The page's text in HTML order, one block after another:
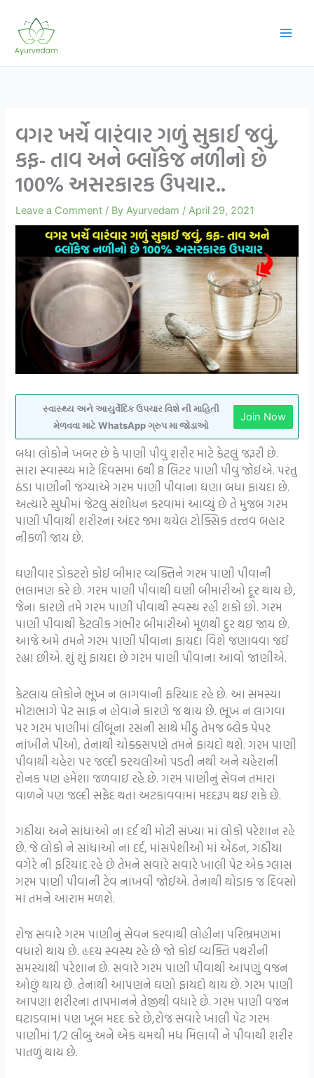
content
વગર ખર્ચે વારંવાર ગળું સુકાઈ જવું,
કફ- તાવ અને બ્લૉકેજ નળીનો છે
100% અસરકારક ઉપચાર..
Leave a Comment / ByAyurvedam /April 29, 2021
સ્વાસ્થ્ય અને આયુર્વેદિક ઉપચાર વિશે ની માહિતી
મેળવવા માટે WhatsApp ગ્રુપ મા જોડાઓ
Join Now
બધા લોકોને ખબર છે કે પાણી પીવું શરીર માટે કેટલું જરૂરી છે.
સારા સ્વાસ્થ્ય માટે દિવસમાં 6થી 8 લિટર પાણી પીવું જોઈએ. પરંતુ
ઠંડા પાણીની જગ્યાએ ગરમ પાણી પીવાના ઘણા બધા ફાયદા છે.
અત્યારે સુધીમાં જેટલુ સંશોધન કરવામાં આવ્યું છે તે મુજબ ગરમ
પાણી પીવાથી શરીરના અંદર જમા થયેલ ટોક્સિક તત્ત્તવ બહાર
નીકળી જાય છે.
ઘણીવાર ડોકટરો કોઈ બીમાર વ્યક્તિને ગરમ પાણી પીવાની
ભલામણ કરે છે. ગરમ પાણી પીવાથી ઘણી બીમારીઓ દૂર થાય છે,
જેના કારણે તમે ગરમ પાણી પીવાથી સ્વસ્થ રહી શકો છો. ગરમ
પાણી પીવાથી કેટલીક ગંભીર બીમારીઓ મૂળથી દુર થઇ જાય છે.
આજે અમે તમને ગરમ પાણી પીવાના ફાયદા વિશે જણાવવા જઈ
રહ્યા છીએ. શું શું ફાયદા છે ગરમ પાણી પીવાના આવો જાણીએ.
કેટલાય લોકોને ભૂખ ન લાગવાની ફરિયાદ રહે છે. આ સમસ્યા
મોટાભાગે પેટ સાફ ન હોવાને કારણે જ થાય છે. ભૂખ ન લાગવા
પર ગરમ પાણીમાં લીંબૂના રસની સાથે મીઠુ તેમજ બ્લેક પેપર
નાંખીને પીઓ, તેનાથી ચોક્કસપણે તમને ફાયદો થશે. ગરમ પાણી
પીવાથી ચહેરા પર જલ્દી કરચલીઓ પડતી નથી અને ચહેરાની
રોનક પણ હંમેશા જળવાઇ રહે છે. ગરમ પાણીનું સેવન તમારા
વાળને પણ જલ્દી સફેદ થતાં અટકાવવામાં મદદરૂપ થઇ શકે છે.
ગઠીયા અને સાંધાઓ ના દર્દ થી મોટી સંખ્યા માં લોકો પરેશાન રહે
છે. જે લોકો ને સાંધાઓ ના દર્દ, માંસપેશીઓ માં એંઠન, ગઠીયા
વગેરે ની ફરિયાદ રહે છે તેમને સવારે સવારે ખાલી પેટ એક ગ્લાસ
ગરમ પાણી પીવાની ટેવ નાંખવી જોઈએ. તેનાથી થોડાક જ દિવસો
માં તમને આરામ મળશે.
રોજ સવારે ગરમ પાણીનું સેવન કરવાથી લોહીના પરિભ્રમણમાં
વધારો થાય છે. હૃદય સ્વસ્થ રહે છે જો કોઈ વ્યક્તિ પથરીની
સમસ્યાથી પરેશાન છે. સવારે ગરમ પાણી પીવાથી આપણું વજન
ઓછું થાય છે. તેનાથી આપણને ઘણો ફાયદો થાય છે. ગરમ પાણી
આપણા શરીરના તાપમાનને તેજીથી વધારે છે. ગરમ પાણી વજન
ઘટાડવામાં પણ ખૂબ મદદ કરે છે,રોજ સવારે ખાલી પેટ ગરમ
પાણીમાં 1/2 લીંબુ અને એક ચમચી મધ મિલાવી ને પીવાથી શરીર
પાતળું થાય છે.